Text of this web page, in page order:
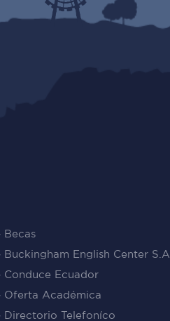
Becas
Buckingham English Center S.A
Conduce Ecuador
Oferta Académica
Directorio Telefoníco